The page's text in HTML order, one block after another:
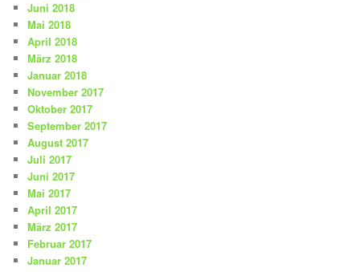
Juni 2018
Mai 2018
April 2018
März 2018
Januar 2018
November 2017
Oktober 2017
September 2017
August 2017
Juli 2017
Juni 2017
Mai 2017
April 2017
März 2017
Februar 2017
Januar 2017